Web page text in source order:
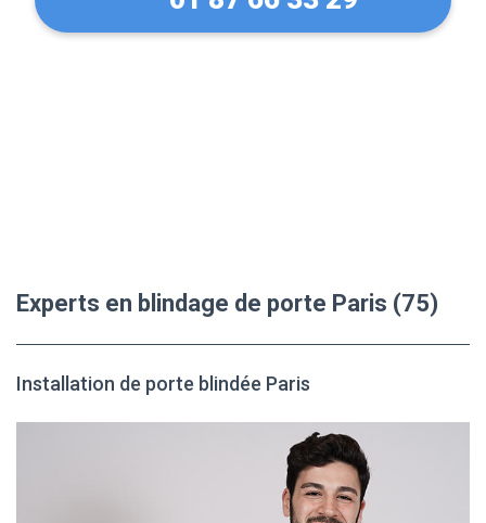
Experts en blindage de porte Paris (75)
Installation de porte blindée Paris